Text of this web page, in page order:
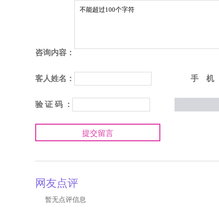
咨询内容：
客人姓名： 手 机
验 证 码 ：
提交留言
网友点评
暂无点评信息